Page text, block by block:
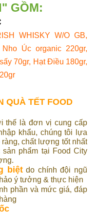
" GỒM:
WHISKY W/O GB,
Úc organic 220gr,
70gr, Hạt Điều 180gr,
QUÀ TẾT FOOD
thế là đơn vị cung cấp
khẩu, chúng tôi lựa
chất lượng tốt nhất
phẩm tại Food City
biệt do chính đội ngũ
ý tưởng & thực hiện
phần và mức giá, đáp